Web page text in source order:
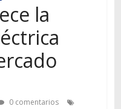
la
0 comentarios